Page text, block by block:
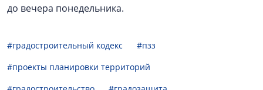
до вечера понедельника.
#градостроительный кодекс
#пзз
#проекты планировки территорий